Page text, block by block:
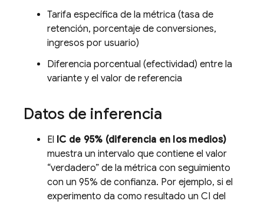
Tarifa específica de la métrica (tasa de
retención, porcentaje de conversiones,
ingresos por usuario)
Diferencia porcentual (efectividad) entre la
variante y el valor de referencia
Datos de inferencia
El IC de 95% (diferencia en los medios)
muestra un intervalo que contiene el valor
“verdadero” de la métrica con seguimiento
con un 95% de confianza. Por ejemplo, si el
experimento da como resultado un CI del